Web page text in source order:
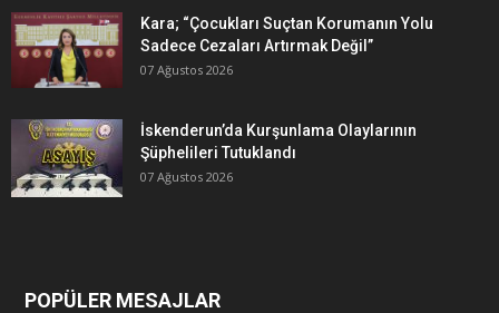
Kara; “Çocukları Suçtan Korumanın Yolu
Sadece Cezaları Artırmak Değil”
07 Ağustos 2026
İskenderun’da Kurşunlama Olaylarının
Şüphelileri Tutuklandı
07 Ağustos 2026
POPÜLER MESAJLAR